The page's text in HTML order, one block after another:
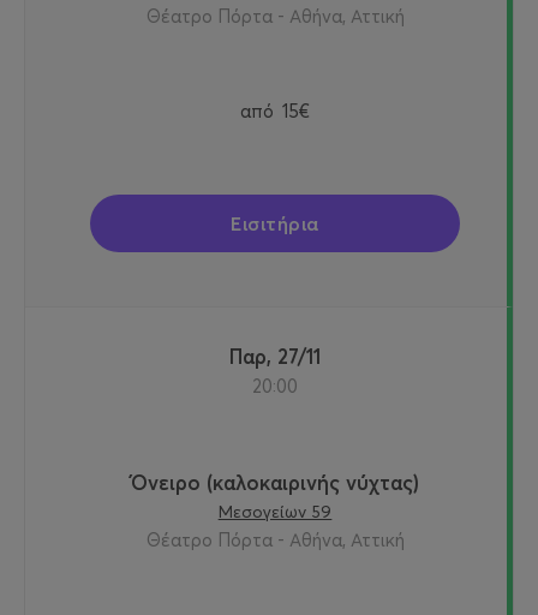
Θέατρο Πόρτα - Αθήνα, Αττική
από 15€
Εισιτήρια
Παρ, 27/11
20:00
Όνειρο (καλοκαιρινής νύχτας)
Μεσογείων 59
Θέατρο Πόρτα - Αθήνα, Αττική